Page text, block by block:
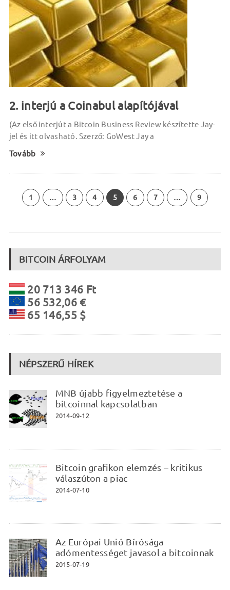
2. interjú a Coinabul alapítójával
(Az első interjút a Bitcoin Business Review készítette Jay-
jel és itt olvasható. Szerző: GoWest Jay a
Tovább
1 … 3 4 5 6 7 … 9
BITCOIN ÁRFOLYAM
20 713 346 Ft
56 532,06 €
65 146,55 $
NÉPSZERŰ HÍREK
MNB újabb figyelmeztetése a
bitcoinnal kapcsolatban
2014-09-12
Bitcoin grafikon elemzés – kritikus
válaszúton a piac
2014-07-10
Az Európai Unió Bírósága
adómentességet javasol a bitcoinnak
2015-07-19